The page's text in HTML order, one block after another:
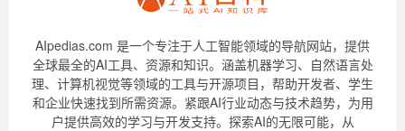
AIpedias.com 是一个专注于人工智能领域的导航网站，提供
全球最全的AI工具、资源和知识。涵盖机器学习、自然语言处
理、计算机视觉等领域的工具与开源项目，帮助开发者、学生
和企业快速找到所需资源。紧跟AI行业动态与技术趋势，为用
户提供高效的学习与开发支持。探索AI的无限可能，从